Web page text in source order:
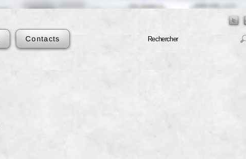
Contacts